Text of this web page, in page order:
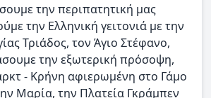
την περιπατητική μας
την Ελληνική γειτονιά με την
Τριάδος, τον Άγιο Στέφανο,
την εξωτερική πρόσοψη,
- Κρήνη αφιερωμένη στο Γάμο
Μαρία, την Πλατεία Γκράμπεν